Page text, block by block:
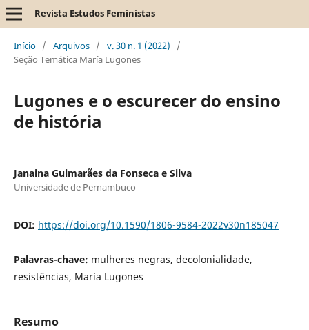
Revista Estudos Feministas
Início / Arquivos / v. 30 n. 1 (2022)
/
Seção Temática María Lugones
Lugones e o escurecer do ensino
de história
Janaina Guimarães da Fonseca e Silva
Universidade de Pernambuco
DOI: https://doi.org/10.1590/1806-9584-2022v30n185047
Palavras-chave: mulheres negras, decolonialidade,
resistências, María Lugones
Resumo